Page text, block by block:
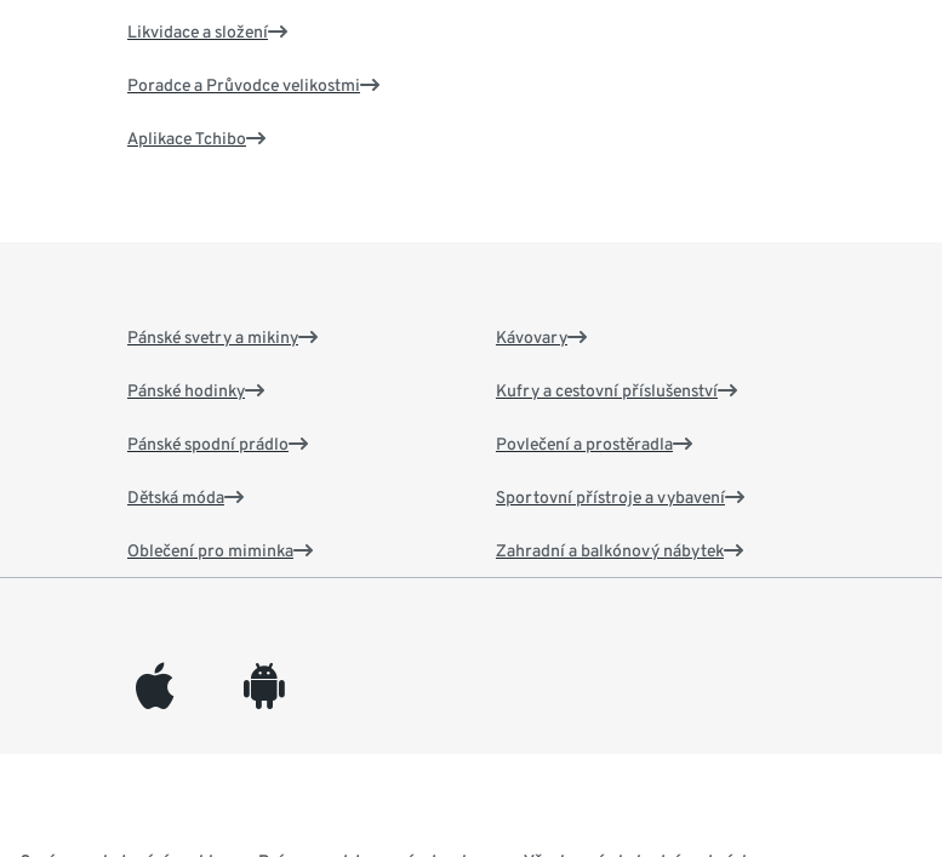
Likvidace a složení
Poradce a Průvodce velikostmi
Aplikace Tchibo
Pánské svetry a mikiny
Pánské hodinky
Pánské spodní prádlo
Dětská móda
Oblečení pro miminka
Kávovary
Kufry a cestovní příslušenství
Povlečení a prostěradla
Sportovní přístroje a vybavení
Zahradní a balkónový nábytek
appleinc android